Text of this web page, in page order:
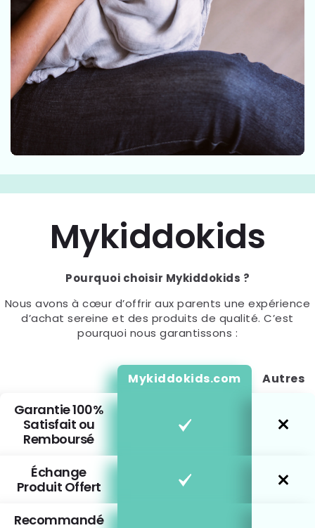
Mykiddokids
Pourquoi choisir Mykiddokids ?
Nous avons à cœur d’offrir aux parents une expérience
d’achat sereine et des produits de qualité. C’est
pourquoi nous garantissons :
Mykiddokids.com Autres
Garantie 100%
Satisfait ou
Remboursé
Échange
Produit Offert
Recommandé